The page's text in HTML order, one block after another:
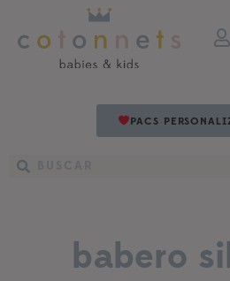
PACS
babero